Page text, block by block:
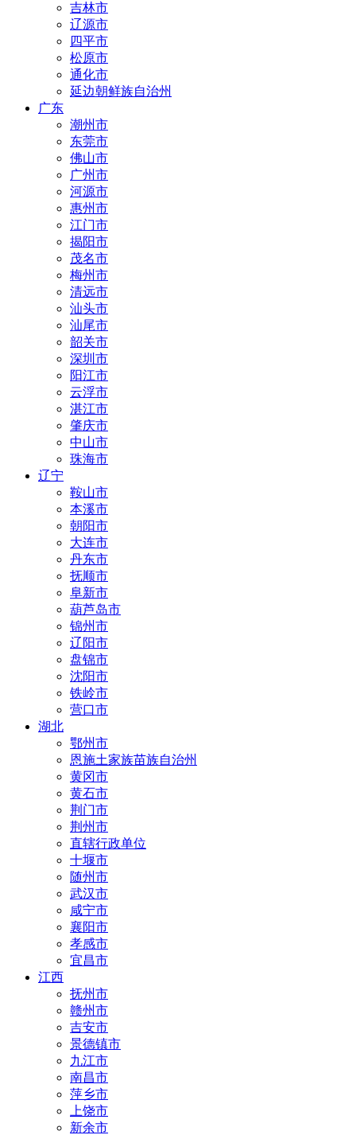
吉林市
辽源市
四平市
松原市
通化市
延边朝鲜族自治州
广东
潮州市
东莞市
佛山市
广州市
河源市
惠州市
江门市
揭阳市
茂名市
梅州市
清远市
汕头市
汕尾市
韶关市
深圳市
阳江市
云浮市
湛江市
肇庆市
中山市
珠海市
辽宁
鞍山市
本溪市
朝阳市
大连市
丹东市
抚顺市
阜新市
葫芦岛市
锦州市
辽阳市
盘锦市
沈阳市
铁岭市
营口市
湖北
鄂州市
恩施土家族苗族自治州
黄冈市
黄石市
荆门市
荆州市
直辖行政单位
十堰市
随州市
武汉市
咸宁市
襄阳市
孝感市
宜昌市
江西
抚州市
赣州市
吉安市
景德镇市
九江市
南昌市
萍乡市
上饶市
新余市